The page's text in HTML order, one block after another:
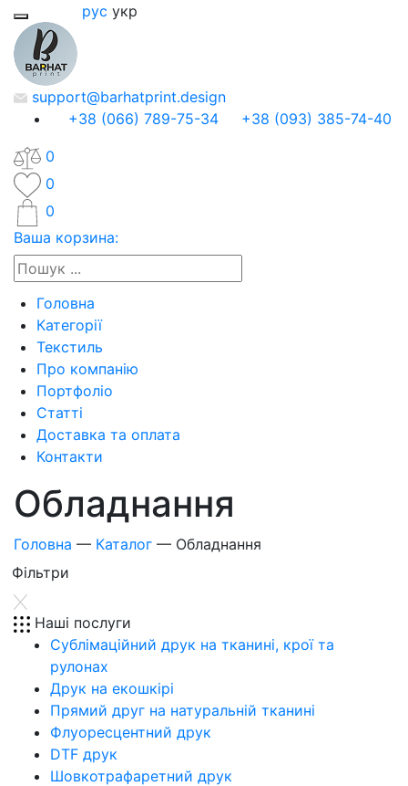
рус укр
support@barhatprint.design
+38 (066) 789-75-34
+38 (093) 385-74-40
0
0
0
Ваша корзина:
Головна
Категорії
Текстиль
Про компанію
Портфоліо
Статті
Доставка та оплата
Контакти
Обладнання
Головна — Каталог — Обладнання
Фiльтри
Наші послуги
Сублімаційний друк на тканині, крої та
рулонах
Друк на екошкірі
Прямий друг на натуральній тканині
Флуоресцентний друк
DTF друк
Шовкотрафаретний друк